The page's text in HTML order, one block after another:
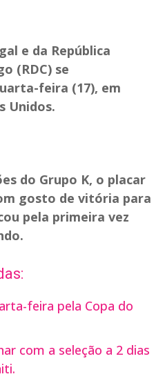
e da República
(RDC) se
feira (17), em
Unidos.
do Grupo K, o placar
gosto de vitória para
pela primeira vez
feira pela Copa do
com a seleção a 2 dias